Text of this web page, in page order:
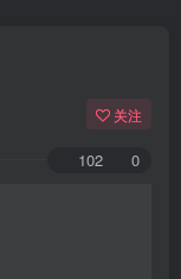
关注
102 0